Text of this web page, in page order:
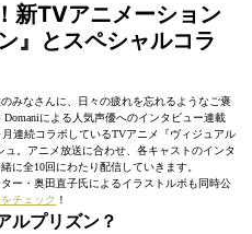
新TVアニメーション
』とスペシャルコラ
みなさんに、日々の疲れを忘れるようなご褒
による人気声優へのインタビュー連載
連続コラボしているTVアニメ『ヴィジュアル
ュ。アニメ放送に合わせ、各キャストのインタ
に全10回にわたり配信していきます。
・奥田直子氏によるイラストルポも同時公
チェック ！
ルプリズン？